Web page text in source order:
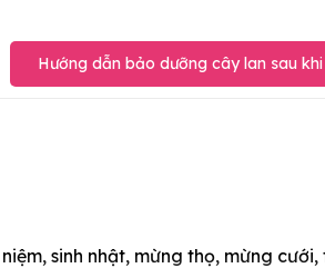
Hướng dẫn bảo dưỡng cây lan sau
sinh nhật, mừng thọ, mừng